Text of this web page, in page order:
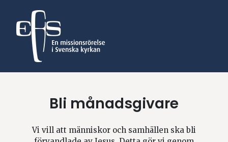
Bli månadsgivare
Vi vill att människor och samhällen ska bli